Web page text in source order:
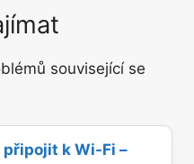
související se
připojit k Wi-Fi –